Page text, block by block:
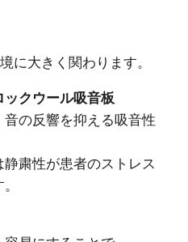
に大きく関わります。
クウール吸音板
の反響を抑える吸音性
粛性が患者のストレス